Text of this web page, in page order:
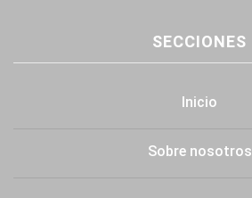
SECCIONES
Inicio
Sobre nosotros